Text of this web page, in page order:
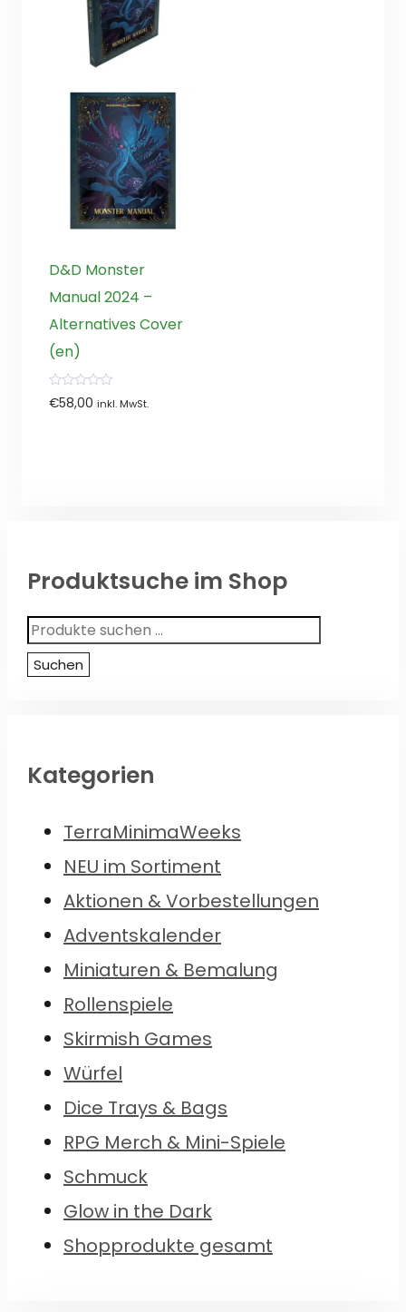
D&D Monster
Manual 2024 –
Alternatives Cover
(en)
0
von
€58,00 inkl. MwSt.
Produktsuche im Shop
Suchen
nach:
Suchen
Kategorien
TerraMinimaWeeks
NEU im Sortiment
Aktionen & Vorbestellungen
Adventskalender
Miniaturen & Bemalung
Rollenspiele
Skirmish Games
Würfel
Dice Trays & Bags
RPG Merch & Mini-Spiele
Schmuck
Glow in the Dark
Shopprodukte gesamt